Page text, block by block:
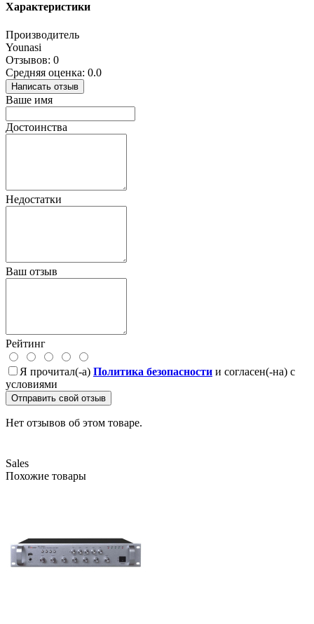
Характеристики
Производитель
Younasi
Отзывов: 0
Средняя оценка: 0.0
Написать отзыв
Ваше имя
Достоинства
Недостатки
Ваш отзыв
Рейтинг
Я прочитал(-а) Политика безопасности и согласен(-на) с
условиями
Отправить свой отзыв
Нет отзывов об этом товаре.
Sales
Похожие товары